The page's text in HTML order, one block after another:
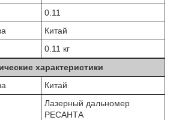
0.11
Китай
0.11 кг
характеристики
Китай
Лазерный дальномер
РЕСАНТА